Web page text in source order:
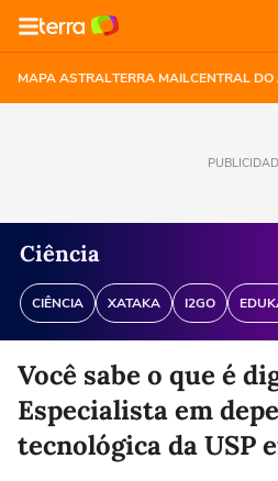
MAPA ASTRALTERRA MAILCENTRAL
Ciência
CIÊNCIA XATAKA I2GO
Você sabe o que é
Especialista em
tecnológica da USP